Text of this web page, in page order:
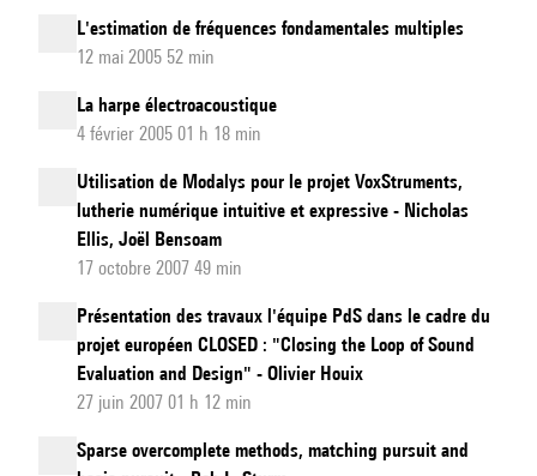
acoustiques
espèces
inconnues
L'estimation de fréquences fondamentales multiples
12 mai 2005 52 min
La harpe électroacoustique
4 février 2005 01 h 18 min
Utilisation de Modalys pour le projet VoxStruments,
lutherie numérique intuitive et expressive - Nicholas
Ellis, Joël Bensoam
17 octobre 2007 49 min
Présentation des travaux l'équipe PdS dans le cadre du
projet européen CLOSED : "Closing the Loop of Sound
Evaluation and Design" - Olivier Houix
27 juin 2007 01 h 12 min
Sparse overcomplete methods, matching pursuit and